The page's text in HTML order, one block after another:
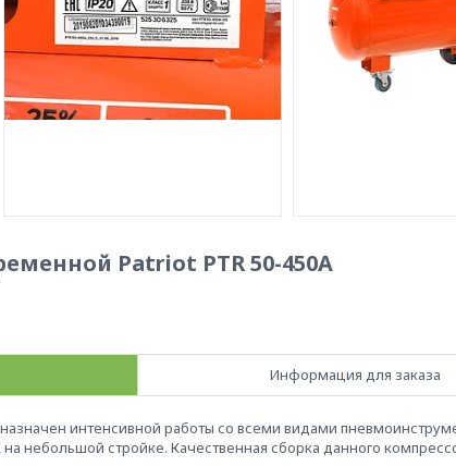
Patriot PTR 50-450А
Информация для заказа
интенсивной работы со всеми видами
небольшой стройке. Качественная сборка данного